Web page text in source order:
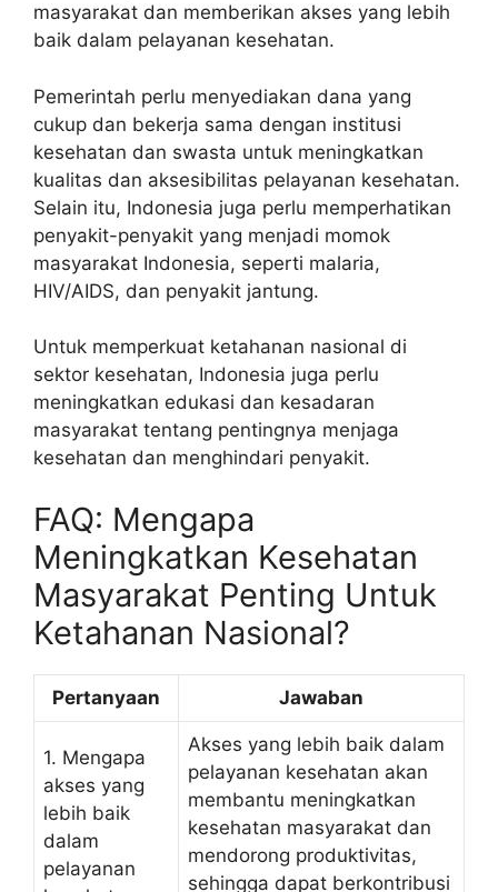
masyarakat dan memberikan akses yang lebih
baik dalam pelayanan kesehatan.
Pemerintah perlu menyediakan dana yang
cukup dan bekerja sama dengan institusi
kesehatan dan swasta untuk meningkatkan
kualitas dan aksesibilitas pelayanan kesehatan.
Selain itu, Indonesia juga perlu memperhatikan
penyakit-penyakit yang menjadi momok
masyarakat Indonesia, seperti malaria,
HIV/AIDS, dan penyakit jantung.
Untuk memperkuat ketahanan nasional di
sektor kesehatan, Indonesia juga perlu
meningkatkan edukasi dan kesadaran
masyarakat tentang pentingnya menjaga
kesehatan dan menghindari penyakit.
FAQ: Mengapa
Meningkatkan Kesehatan
Masyarakat Penting Untuk
Ketahanan Nasional?
Pertanyaan Jawaban
1. Mengapa
akses yang
lebih baik
dalam
pelayanan
Akses yang lebih baik dalam
pelayanan kesehatan akan
membantu meningkatkan
kesehatan masyarakat dan
mendorong produktivitas,
sehingga dapat berkontribusi